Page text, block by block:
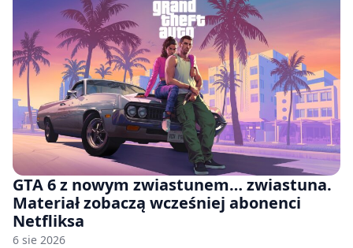
GTA 6 z nowym zwiastunem… zwiastuna.
Materiał zobaczą wcześniej abonenci
Netfliksa
6 sie 2026